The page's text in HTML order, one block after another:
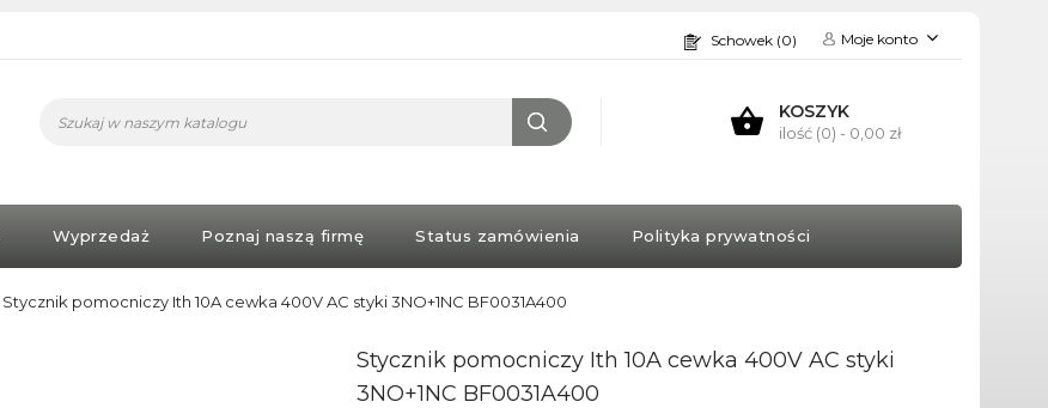
Schowek (0) Moje konto
KOSZYK
ilość (0) - 0,00 zł
Wyprzedaż Poznaj naszą firmę Status zamówienia Polityka prywatności
Stycznik pomocniczy Ith 10A cewka 400V AC styki 3NO+1NC BF0031A400
Stycznik pomocniczy Ith 10A cewka 400V AC styki
3NO+1NC BF0031A400